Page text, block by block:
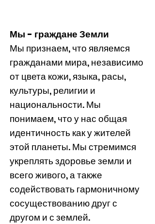
Мы - граждане Земли
Мы признаем, что являемся
гражданами мира, независимо
от цвета кожи, языка, расы,
культуры, религии и
национальности. Мы
понимаем, что у нас общая
идентичность как у жителей
этой планеты. Мы стремимся
укреплять здоровье земли и
всего живого, а также
содействовать гармоничному
сосуществованию друг с
другом и с землей.